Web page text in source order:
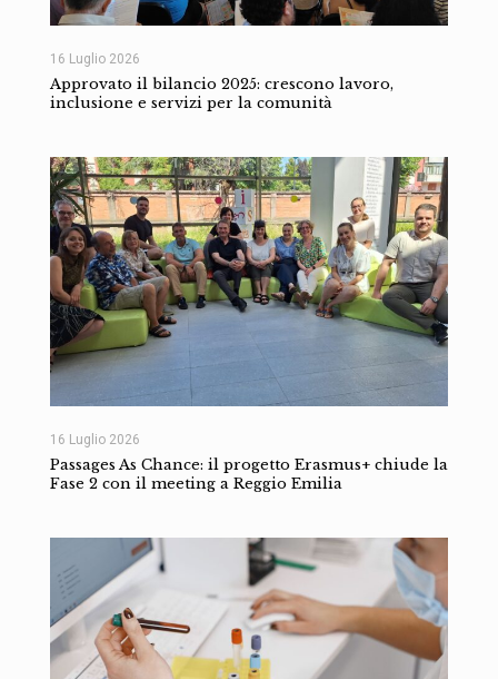
16 Luglio 2026
Approvato il bilancio 2025: crescono lavoro,
inclusione e servizi per la comunità
16 Luglio 2026
Passages As Chance: il progetto Erasmus+ chiude la
Fase 2 con il meeting a Reggio Emilia